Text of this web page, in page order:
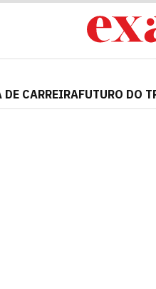
DE CARREIRAFUTURO DO